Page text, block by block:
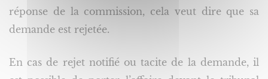
réponse de la commission, cela veut dire que sa
demande est rejetée.
En cas de rejet notifié ou tacite de la demande, il